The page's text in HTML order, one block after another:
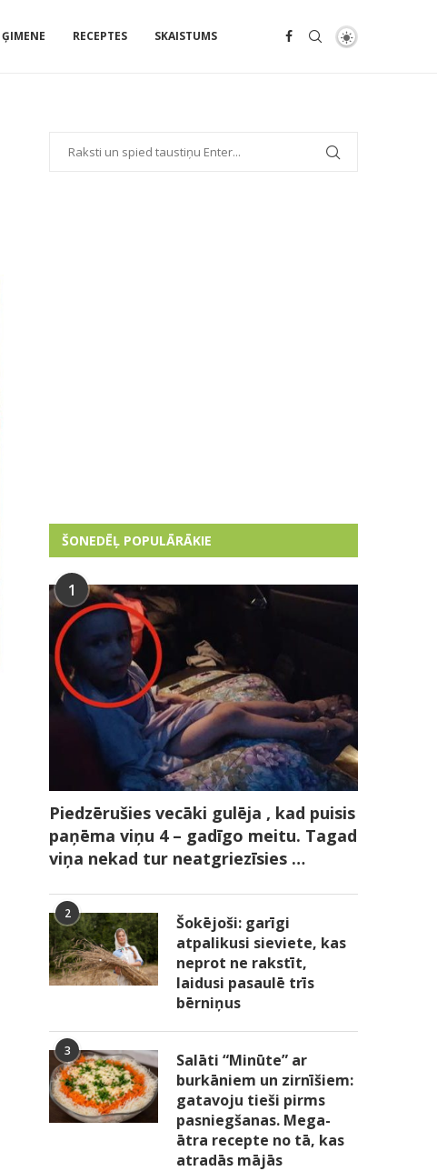
ĢIMENE RECEPTES SKAISTUMS
ŠONEDĒĻ POPULĀRĀKIE
1
Piedzērušies vecāki gulēja , kad puisis
paņēma viņu 4 – gadīgo meitu. Tagad
viņa nekad tur neatgriezīsies …
2
Šokējoši: garīgi
atpalikusi sieviete, kas
neprot ne rakstīt,
laidusi pasaulē trīs
bērniņus
3
Salāti “Minūte” ar
burkāniem un zirnīšiem:
gatavoju tieši pirms
pasniegšanas. Mega-
ātra recepte no tā, kas
atradās mājās